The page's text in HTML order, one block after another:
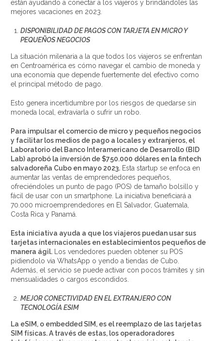
están ayudando a conectar a los viajeros y brindándoles las
mejores vacaciones en 2023.
DISPONIBILIDAD DE PAGOS CON TARJETA EN MICRO Y
PEQUEÑOS NEGOCIOS
La situación milenaria a la que todos los viajeros se enfrentan
en Centroamérica es cómo navegar el cambio de moneda y
una economía que depende fuertemente del efectivo como
el principal método de pago.
Esto genera incertidumbre por los riesgos de quedarse sin
moneda local, extraviarla o sufrir un robo.
Para impulsar el comercio de micro y pequeños negocios
y facilitar los medios de pago a locales y extranjeros, el
Laboratorio del Banco Interamericano de Desarrollo (BID
Lab) aprobó la inversión de $750.000 dólares en la fintech
salvadoreña Cubo en mayo 2023. Esta startup se enfoca en
aumentar las ventas de emprendedores pequeños,
ofreciéndoles un punto de pago (POS) de tamaño bolsillo y
fácil de usar con un smartphone. La iniciativa beneficiará a
70.000 microemprendedores en El Salvador, Guatemala,
Costa Rica y Panamá.
Esta iniciativa ayuda a que los viajeros puedan usar sus
tarjetas internacionales en establecimientos pequeños de
manera ágil. Los vendedores pueden obtener su POS
pidiendolo via WhatsApp o yendo a tiendas de Cubo.
Además, el servicio se puede activar con pocos trámites y sin
mensualidades o cargos escondidos.
MEJOR CONECTIVIDAD EN EL EXTRANJERO CON
TECNOLOGÍA ESIM
La eSIM, o embedded SIM, es el reemplazo de las tarjetas
SIM físicas. A través de estas, los operadoradores